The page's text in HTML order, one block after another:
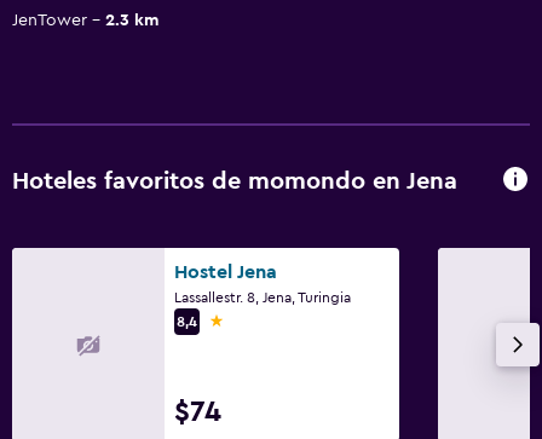
JenTower
2.3 km
Hoteles favoritos de momondo en Jena
Hostel Jena
Lassallestr. 8, Jena, Turingia
8,4
1 estrella
$74